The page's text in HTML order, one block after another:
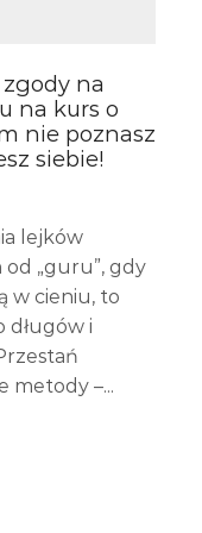
na
na kurs o
nie poznasz
siebie!
lejków
„guru”, gdy
w cieniu, to
długów i
metody –...